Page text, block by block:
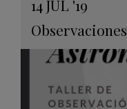
14JUL '19
Observaciones